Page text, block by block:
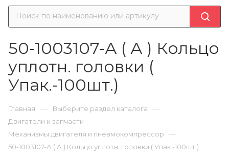
50-1003107-А ( А ) Кольцо
уплотн. головки (
Упак.-100шт.)
Главная — Выберите раздел каталога —
Двигатели и запчасти —
Механизмы двигателя и пневмокомпрессор —
50-1003107-А ( А ) Кольцо уплотн. головки ( Упак.-100шт.)